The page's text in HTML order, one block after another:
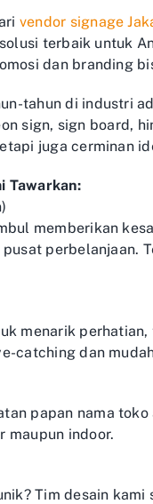
vendor signage
terbaik untuk
dan branding
tahun di industri
sign, sign board,
juga cerminan
Tawarkan:
memberikan
perbelanjaan.
menarik
catching dan
papan nama
maupun indoor.
Tim desain